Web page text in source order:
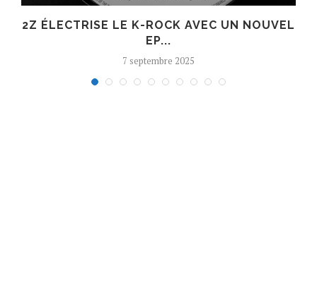
2Z ÉLECTRISE LE K-ROCK AVEC UN NOUVEL
EP...
7 septembre 2025